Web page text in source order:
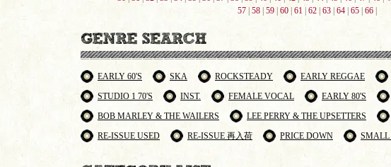
57| 58| 59| 60| 61| 62| 63| 64| 65| 66|
EARLY 60'S SKA ROCKSTEADY EARLY REGGAE
STUDIO 1 70'S
INST. FEMALE VOCAL EARLY 80'S
BOB MARLEY & THE WAILERS
LEE PERRY & THE UPSETTERS
RE-ISSUE USED
RE-ISSUE 再入荷 PRICE DOWN SMALL